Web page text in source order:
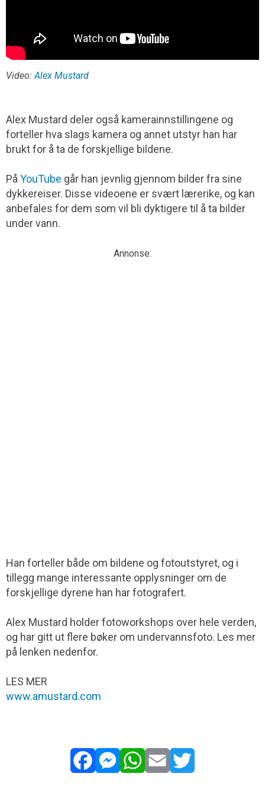
Video:Alex Mustard
Alex Mustard deler også kamerainnstillingene og
forteller hva slags kamera og annet utstyr han har
brukt for å ta de forskjellige bildene.
PåYouTube går han jevnlig gjennom bilder fra sine
dykkereiser. Disse videoene er svært lærerike, og kan
anbefales for dem som vil bli dyktigere til å ta bilder
under vann.
Annonse:
Han forteller både om bildene og fotoutstyret, og i
tillegg mange interessante opplysninger om de
forskjellige dyrene han har fotografert.
Alex Mustard holder fotoworkshops over hele verden,
og har gitt ut flere bøker om undervannsfoto. Les mer
på lenken nedenfor.
LES MER
www.amustard.com